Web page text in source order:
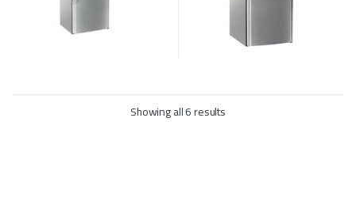
Showing all 6 results